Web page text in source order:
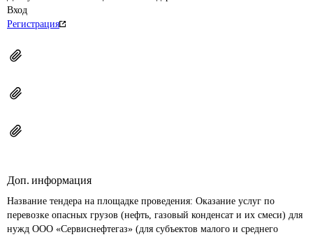
Вход
Регистрация
Доп. информация
Название тендера на площадке проведения: Оказание услуг по
перевозке опасных грузов (нефть, газовый конденсат и их смеси) для
нужд ООО «Сервиснефтегаз» (для субъектов малого и среднего